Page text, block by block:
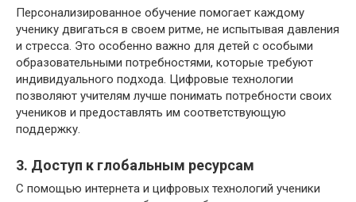
Персонализированное обучение помогает каждому
ученику двигаться в своем ритме, не испытывая давления
и стресса. Это особенно важно для детей с особыми
образовательными потребностями, которые требуют
индивидуального подхода. Цифровые технологии
позволяют учителям лучше понимать потребности своих
учеников и предоставлять им соответствующую
поддержку.
3. Доступ к глобальным ресурсам
С помощью интернета и цифровых технологий ученики